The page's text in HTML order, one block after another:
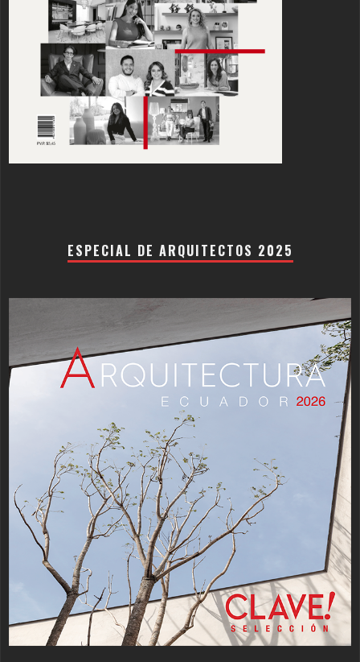
ESPECIAL DE ARQUITECTOS 2025